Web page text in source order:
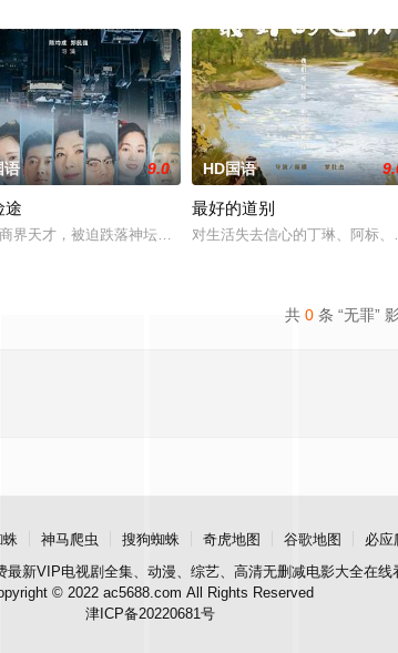
坚定，然而，在这个充满意外的年纪，未来似乎变得
一届党代表、第十二届中华慈善奖最具爱心慈善楷模张彦
语 9.0
途
界天才，被迫跌落神坛。被那微不足道的成就麻醉过后他该
HD国语
最好的道别
对生活失去信心的丁琳、阿标
共 0 条 “无罪”
神马爬虫 搜狗蜘蛛 奇虎地图 谷歌地图
必应
最新VIP电视剧全集、动漫、综艺、高清无删减电影大全在线
© 2022 ac5688.com All Rights Reserved
津ICP备20220681号